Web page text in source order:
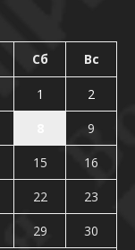
Сб Вс
1
2
9
15
16
22
23
29
30